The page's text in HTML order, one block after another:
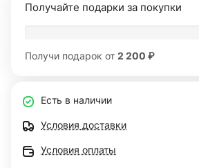
Получайте подарки за покупки
Получи подарок от 2 200 ₽
Есть в наличии
Условия доставки
Условия оплаты